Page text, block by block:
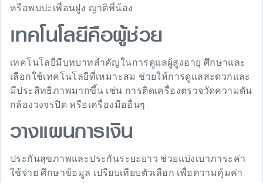
หรือพบปะเพื่อนฝูง ญาติพี่น้อง
เทคโนโลยีคือผู้ช่วย
เทคโนโลยีมีบทบาทสำคัญในการดูแลผู้สูงอายุ ศึกษาและ
เลือกใช้เทคโนโลยีที่เหมาะสม ช่วยให้การดูแลสะดวกและ
มีประสิทธิภาพมากขึ้น เช่น การติดเครื่องตรวจวัดความดัน
กล้องวงจรปิด หรือเครื่องมืออื่นๆ
วางแผนการเงิน
ประกันสุขภาพและประกันระยะยาว ช่วยแบ่งเบาภาระค่า
ใช้จ่าย ศึกษาข้อมูล เปรียบเทียบตัวเลือก เพื่อความคุ้มค่า